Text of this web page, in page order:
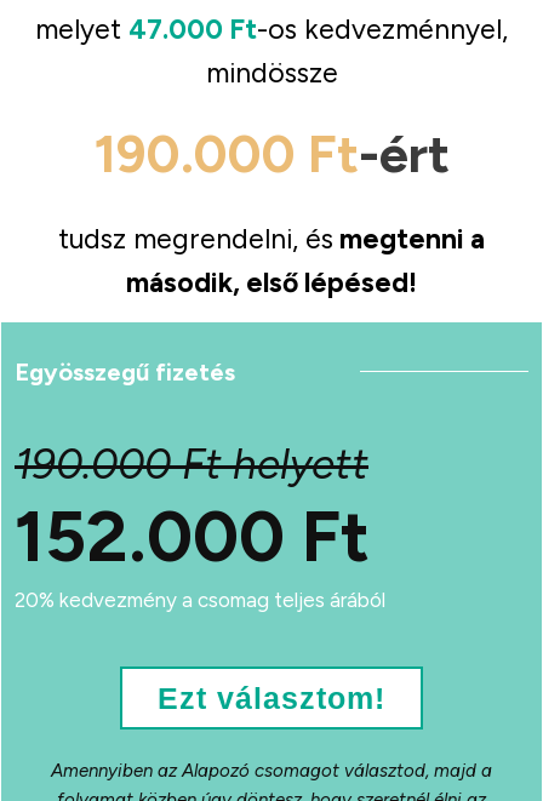
melyet 47.000 Ft-os kedvezménnyel,
mindössze
190.000 Ft-ért
tudsz megrendelni, és megtenni a
második, első lépésed!
Egyösszegű fizetés
190.000 Ft helyett
152.000 Ft
20% kedvezmény a csomag teljes árából
Ezt választom!
Amennyiben az Alapozó csomagot választod, majd a